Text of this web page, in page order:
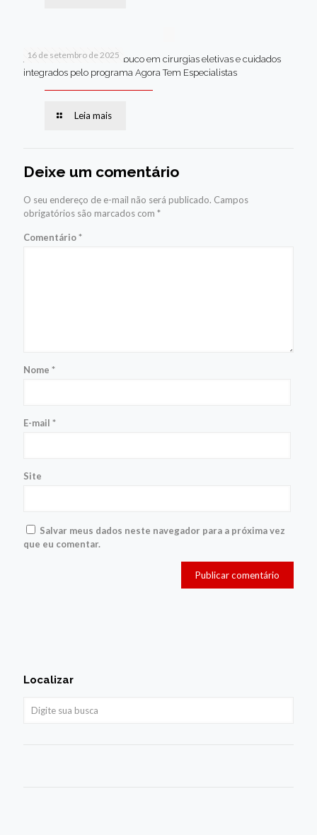
16 de setembro de 2025
Jaboatão lidera Pernambuco em cirurgias eletivas e cuidados
integrados pelo programa Agora Tem Especialistas
Leia mais
Deixe um comentário
O seu endereço de e-mail não será publicado. Campos
obrigatórios são marcados com *
Comentário*
Nome *
E-mail *
Site
Salvar meus dados neste navegador para a próxima vez
que eu comentar.
Localizar